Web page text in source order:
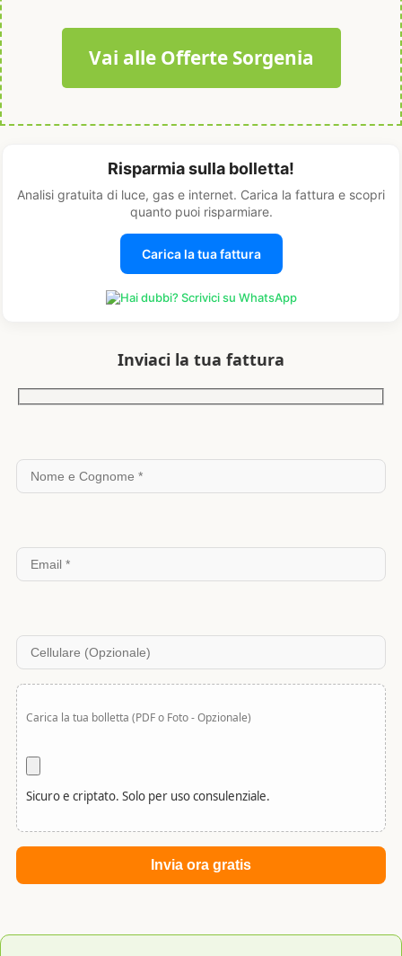
Vai alle Offerte Sorgenia
Risparmia sulla bolletta!
Analisi gratuita di luce, gas e internet. Carica la fattura e scopri
quanto puoi risparmiare.
Carica la tua fattura
Hai dubbi? Scrivici su WhatsApp
Inviaci la tua fattura
Carica la tua bolletta (PDF o Foto - Opzionale)
Sicuro e criptato. Solo per uso consulenziale.